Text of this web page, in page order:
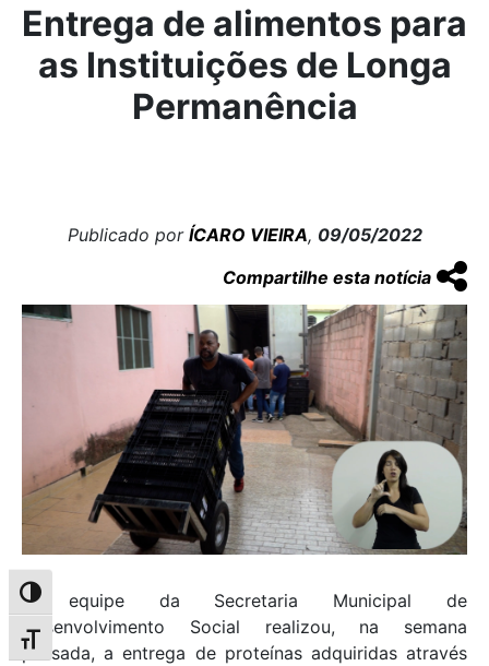
Alternar alto contraste
Alternar tamanho da fonte
Entrega de alimentos para
as Instituições de Longa
Permanência
Publicado por ÍCARO VIEIRA, 09/05/2022
Compartilhe esta notícia
A equipe da Secretaria Municipal de
Desenvolvimento Social realizou, na semana
passada, a entrega de proteínas adquiridas através